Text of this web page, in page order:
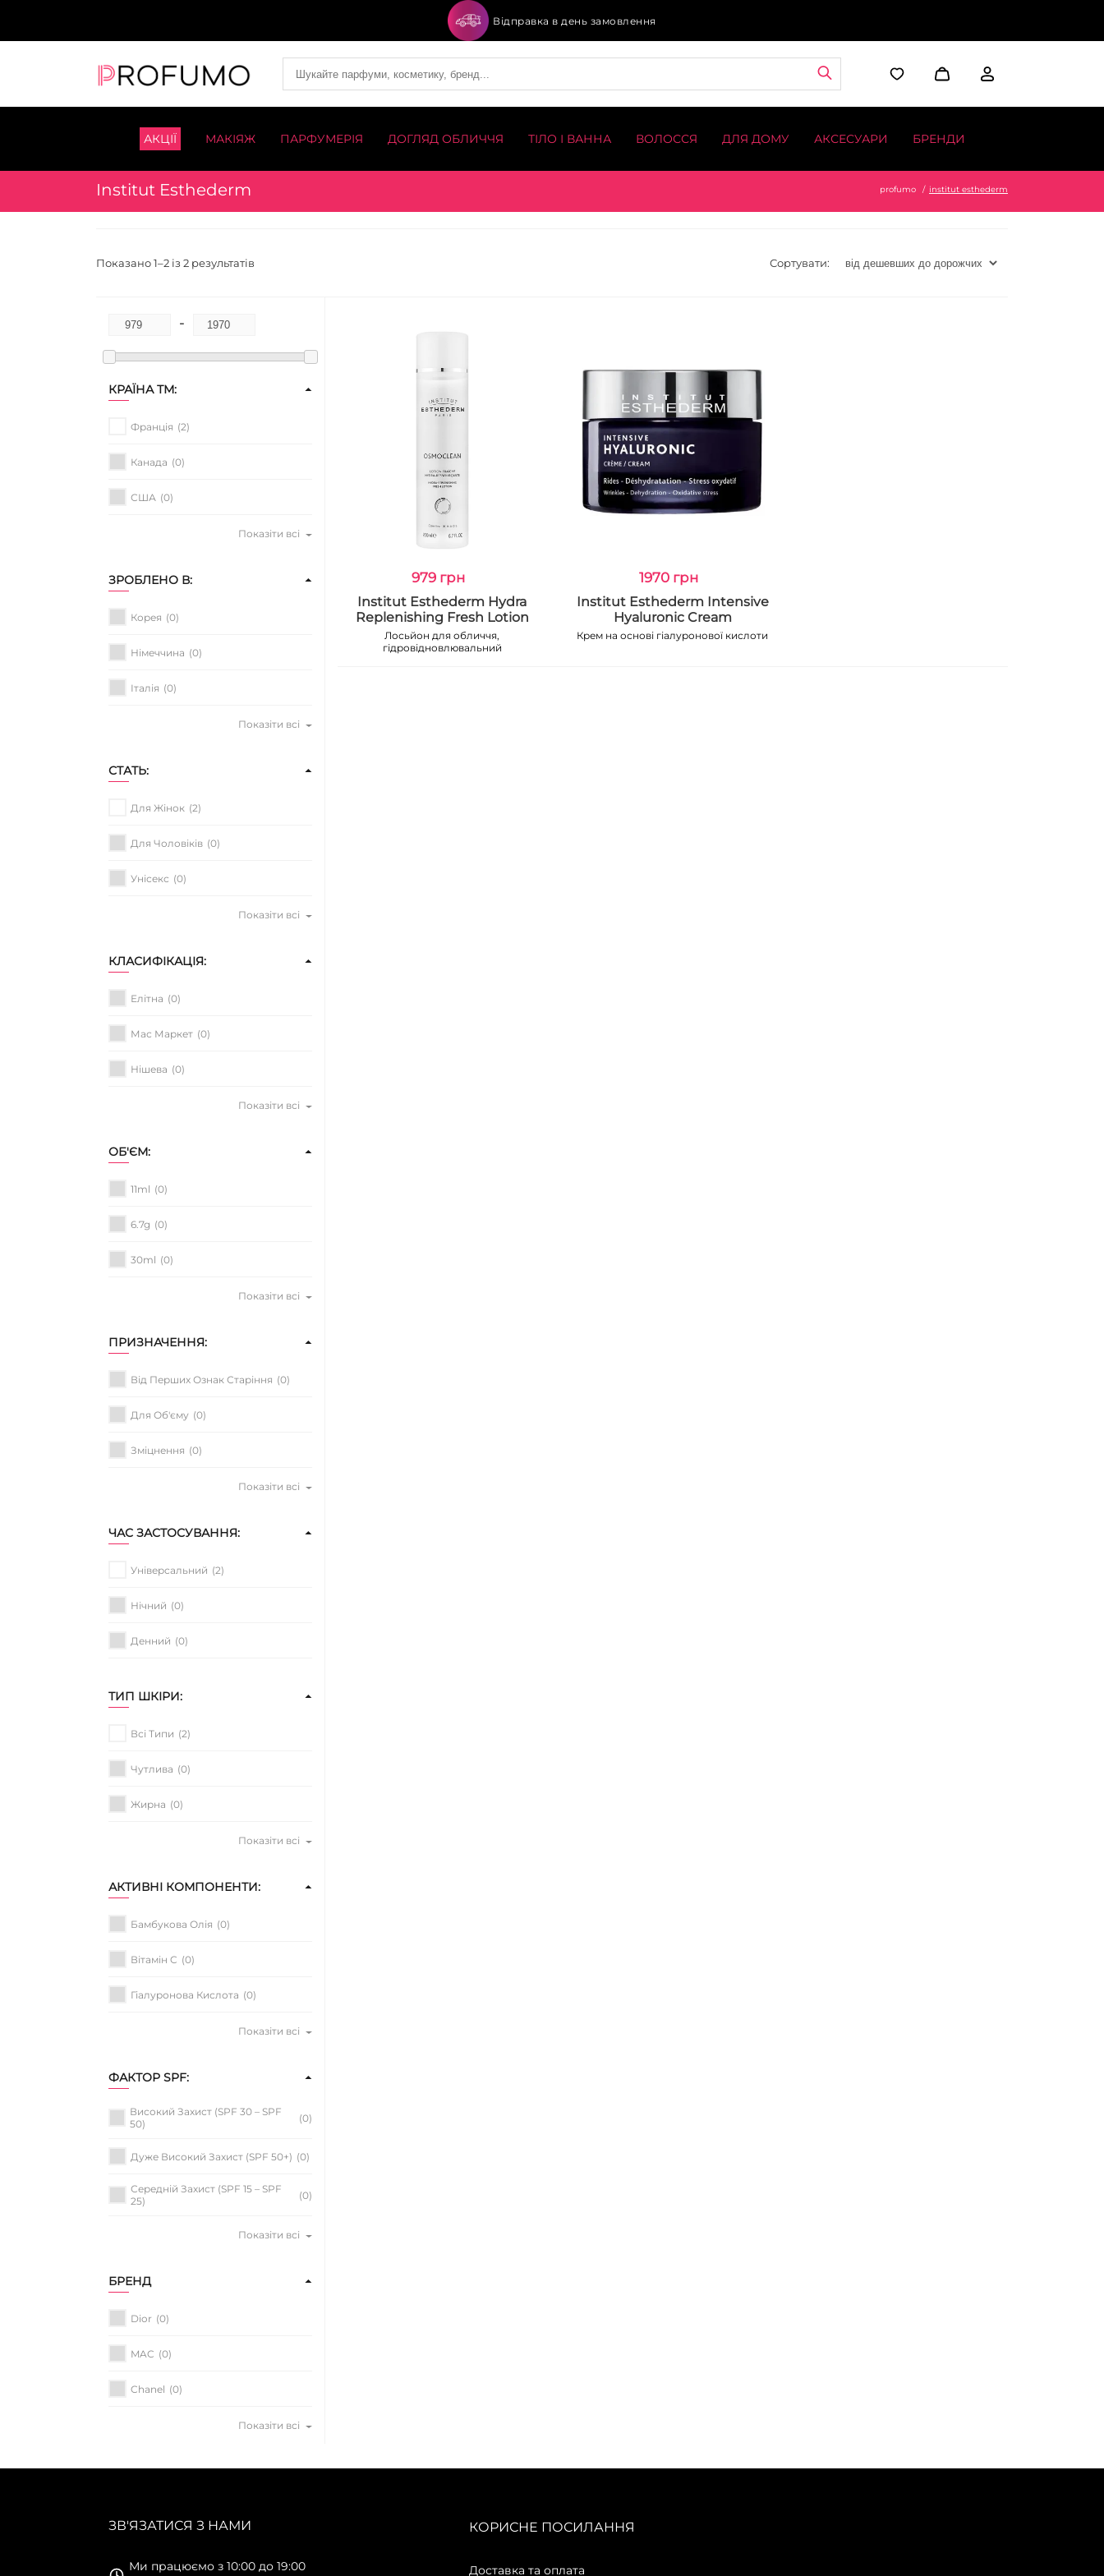
Відправка в день замовлення
АКЦІЇ МАКІЯЖ ПАРФУМЕРІЯ ДОГЛЯД ОБЛИЧЧЯ ТІЛО І ВАННА ВОЛОССЯ ДЛЯ ДОМУ АКСЕСУАРИ БРЕНДИ
Institut Esthederm profumo institut esthederm
Показано 1–2 із 2 результатів Сортувати:
-
КРАЇНА ТМ:
Франція (2)
Канада (0)
США (0)
Показіти всі
ЗРОБЛЕНО В:
Корея (0)
Німеччина (0)
Італія (0)
Показіти всі
СТАТЬ:
Для Жінок (2)
Для Чоловіків (0)
Унісекс (0)
Показіти всі
КЛАСИФІКАЦІЯ:
Елітна (0)
Мас Маркет (0)
Нішева (0)
Показіти всі
ОБ'ЄМ:
11ml (0)
6.7g (0)
30ml (0)
Показіти всі
ПРИЗНАЧЕННЯ:
Від Перших Ознак Старіння (0)
Для Об'єму (0)
Зміцнення (0)
Показіти всі
ЧАС ЗАСТОСУВАННЯ:
Універсальний (2)
Нічний (0)
Денний (0)
ТИП ШКІРИ:
Всі Типи (2)
Чутлива (0)
Жирна (0)
Показіти всі
АКТИВНІ КОМПОНЕНТИ:
Бамбукова Олія (0)
Вітамін C (0)
Гіалуронова Кислота (0)
Показіти всі
ФАКТОР SPF:
Високий Захист (SPF 30 – SPF
50)
(0)
Дуже Високий Захист (SPF 50+) (0)
Середній Захист (SPF 15 – SPF
25)
(0)
Показіти всі
БРЕНД
Dior (0)
MAC (0)
Chanel (0)
Показіти всі
979 грн
Institut Esthederm Hydra
Replenishing Fresh Lotion
Лосьйон для обличчя,
гідровідновлювальний
1970 грн
Institut Esthederm Intensive
Hyaluronic Cream
Крем на основі гіалуронової кислоти
ЗВ'ЯЗАТИСЯ З НАМИ
Ми працюємо з 10:00 до 19:00
КОРИСНЕ ПОСИЛАННЯ
Доставка та оплата